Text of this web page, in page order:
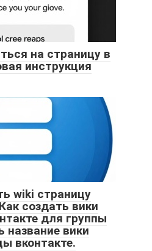
на страницу в
инструкция
wiki страницу
создать вики
для группы
название вики
вконтакте.